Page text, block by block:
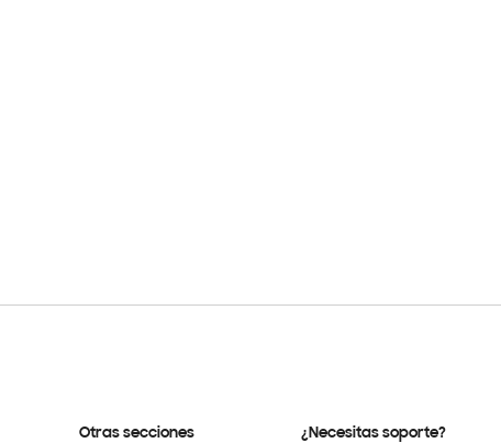
Otras secciones ¿Necesitas soporte?